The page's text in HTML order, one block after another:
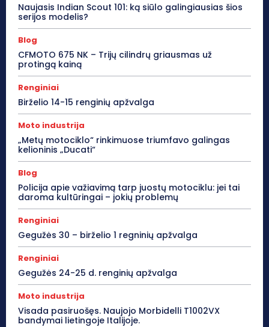
Naujasis Indian Scout 101: ką siūlo galingiausias šios
serijos modelis?
Blog
CFMOTO 675 NK – Trijų cilindrų griausmas už
protingą kainą
Renginiai
Birželio 14-15 renginių apžvalga
Moto industrija
„Metų motociklo“ rinkimuose triumfavo galingas
kelioninis „Ducati“
Blog
Policija apie važiavimą tarp juostų motociklu: jei tai
daroma kultūringai – jokių problemų
Renginiai
Gegužės 30 – birželio 1 regninių apžvalga
Renginiai
Gegužės 24-25 d. renginių apžvalga
Moto industrija
Visada pasiruošęs. Naujojo Morbidelli T1002VX
bandymai lietingoje Italijoje.